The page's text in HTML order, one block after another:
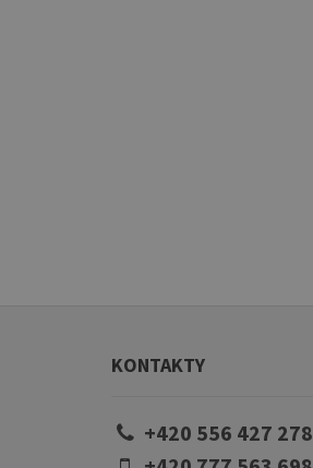
KONTAKTY
+420 556 427 278